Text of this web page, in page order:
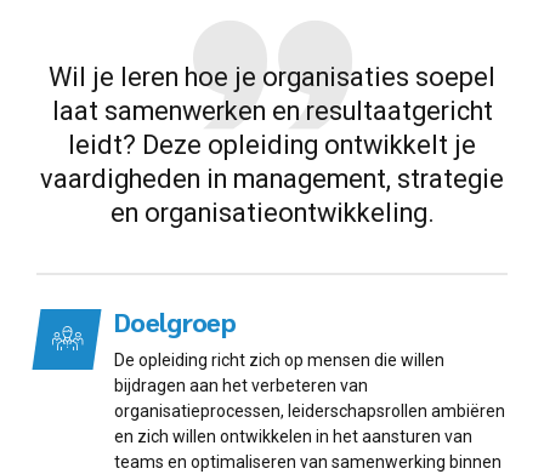
Wil je leren hoe je organisaties soepel
laat samenwerken en resultaatgericht
leidt? Deze opleiding ontwikkelt je
vaardigheden in management, strategie
en organisatieontwikkeling.
Doelgroep
De opleiding richt zich op mensen die willen
bijdragen aan het verbeteren van
organisatieprocessen, leiderschapsrollen ambiëren
en zich willen ontwikkelen in het aansturen van
teams en optimaliseren van samenwerking binnen